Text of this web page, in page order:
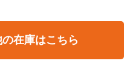
在庫はこちら